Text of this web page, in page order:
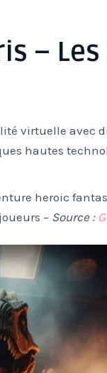
–
virtuelle avec
hautes
heroic
– Source :